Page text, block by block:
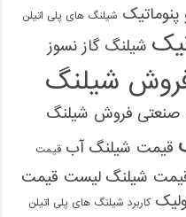
شیلنگ های پلی اتیلن
شیلنگ گاز نسوز
شیلنگ
فروش شیلنگ
قیمت شیلنگ آب قیمت
شیلنگ لیست قیمت
کاربرد شیلنگ های پلی اتیلن